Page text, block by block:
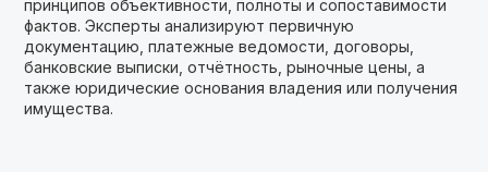
принципов объективности, полноты и сопоставимости
фактов. Эксперты анализируют первичную
документацию, платежные ведомости, договоры,
банковские выписки, отчётность, рыночные цены, а
также юридические основания владения или получения
имущества.